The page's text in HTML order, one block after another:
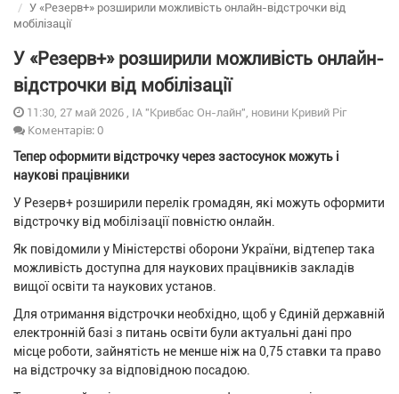
У «Резерв+» розширили можливість онлайн-відстрочки від
мобілізації
У «Резерв+» розширили можливість онлайн-
відстрочки від мобілізації
11:30, 27 май 2026 , ІА "Кривбас Он-лайн", новини Кривий Ріг
Коментарів: 0
Тепер оформити відстрочку через застосунок можуть і
наукові працівники
У Резерв+ розширили перелік громадян, які можуть оформити
відстрочку від мобілізації повністю онлайн.
Як повідомили у Міністерстві оборони України, відтепер така
можливість доступна для наукових працівників закладів
вищої освіти та наукових установ.
Для отримання відстрочки необхідно, щоб у Єдиній державній
електронній базі з питань освіти були актуальні дані про
місце роботи, зайнятість не менше ніж на 0,75 ставки та право
на відстрочку за відповідною посадою.